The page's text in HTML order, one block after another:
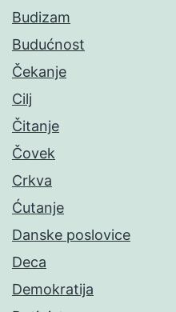
Budizam
Budućnost
Čekanje
Cilj
Čitanje
Čovek
Crkva
Ćutanje
Danske poslovice
Deca
Demokratija